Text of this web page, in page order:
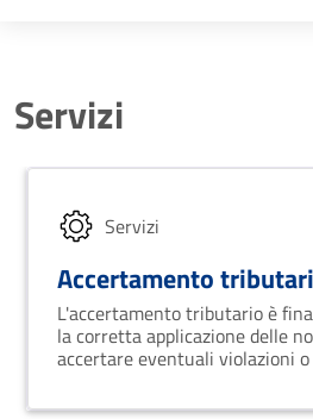
Servizi
Servizi
Accertamento
L'accertamento tributario è
la corretta applicazione delle
accertare eventuali violazioni
imposte.